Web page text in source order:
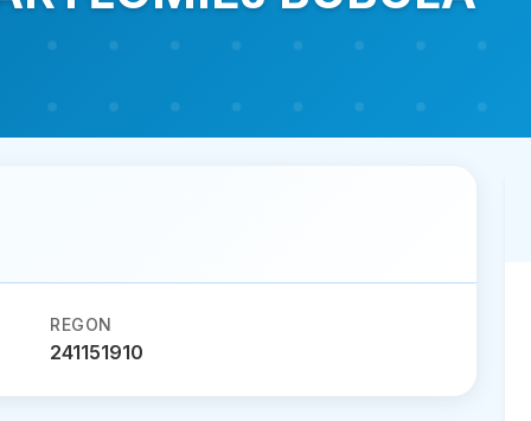
REGON
241151910